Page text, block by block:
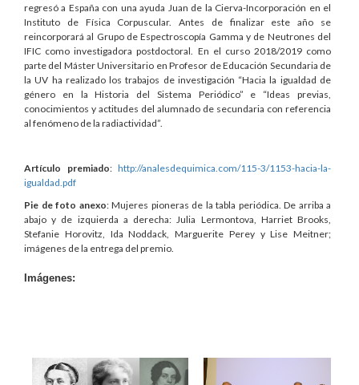
regresó a España con una ayuda Juan de la Cierva-Incorporación en el
Instituto de Física Corpuscular. Antes de finalizar este año se
reincorporará al Grupo de Espectroscopía Gamma y de Neutrones del
IFIC como investigadora postdoctoral. En el curso 2018/2019 como
parte del Máster Universitario en Profesor de Educación Secundaria de
la UV ha realizado los trabajos de investigación “Hacia la igualdad de
género en la Historia del Sistema Periódico” e “Ideas previas,
conocimientos y actitudes del alumnado de secundaria con referencia
al fenómeno de la radiactividad”.
Artículo premiado: http://analesdequimica.com/115-3/1153-hacia-la-
igualdad.pdf
Pie de foto anexo: Mujeres pioneras de la tabla periódica. De arriba a
abajo y de izquierda a derecha: Julia Lermontova, Harriet Brooks,
Stefanie Horovitz, Ida Noddack, Marguerite Perey y Lise Meitner;
imágenes de la entrega del premio.
Imágenes: